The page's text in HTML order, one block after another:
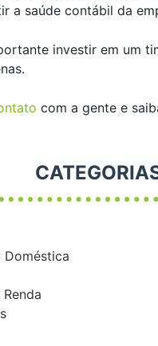
a saúde contábil da
investir em um
com a gente e
Doméstica